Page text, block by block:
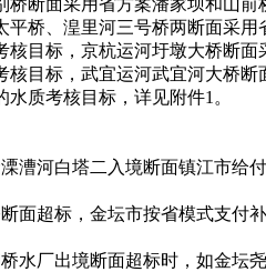
平桥、湟里河三号桥两断面采用
核目标，京杭运河圩墩大桥断面
核目标，武宜运河武宜河大桥断
质考核目标，详见附件1。
河白塔二入境断面镇江市给
超标，金坛市按省模式支付
厂出境断面超标时，如金坛